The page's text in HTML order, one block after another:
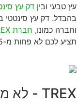
עץ טבעי ובין דק עץ
בהבדל. דק עץ סינטטי
וחברה כמונו, חברת TREX
תציע לכם לא פחות מ-25 שנים של אחריות על הדק.
TREX - לא מתפשרים על האיכות